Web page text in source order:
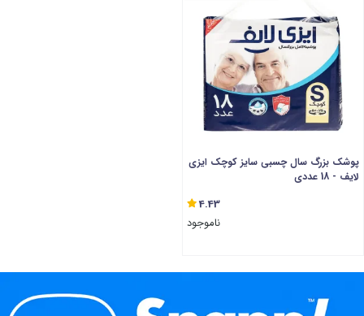
پوشک بزرگ سال چسبی سایز کوچک ایزی
لایف - 18 عددی
4.43
ناموجود